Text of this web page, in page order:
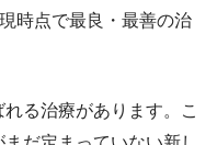
時点で最良・最善の治
る治療があります。こ